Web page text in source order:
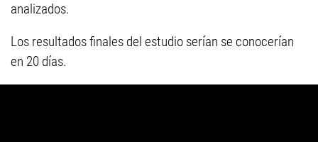
analizados.
Los resultados finales del estudio serían se conocerían
en 20 días.